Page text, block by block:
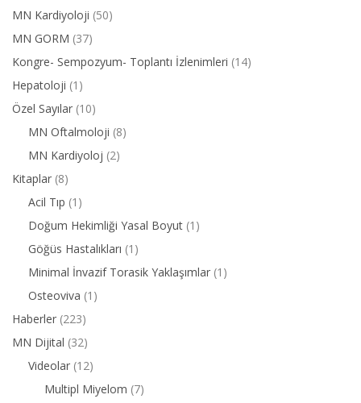
MN Kardiyoloji (50)
MN GORM (37)
Kongre- Sempozyum- Toplantı İzlenimleri (14)
Hepatoloji (1)
Özel Sayılar (10)
MN Oftalmoloji (8)
MN Kardiyoloj (2)
Kitaplar (8)
Acil Tıp (1)
Doğum Hekimliği Yasal Boyut (1)
Göğüs Hastalıkları (1)
Minimal İnvazif Torasik Yaklaşımlar (1)
Osteoviva (1)
Haberler (223)
MN Dijital (32)
Videolar (12)
Multipl Miyelom (7)